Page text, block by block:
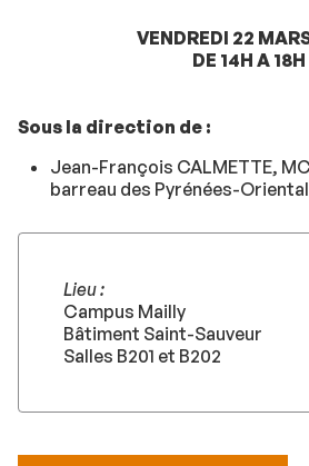
VENDREDI 22
DE 14H A 18H
Sous la direction de :
Jean-François CALMETTE,
barreau des Pyrénées-
Lieu :
Campus Mailly
Bâtiment Saint-Sauveur
Salles B201 et B202